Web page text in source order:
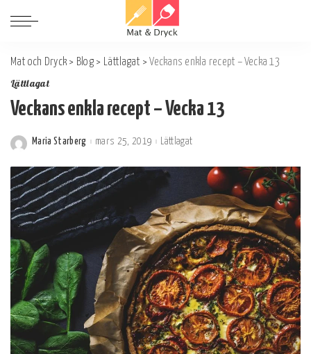
Mat och Dryck > Blog> Lättlagat >Veckans enkla recept – Vecka 13
Lättlagat
Veckans enkla recept – Vecka 13
Postat
Maria Starberg mars 25, 2019 Lättlagat